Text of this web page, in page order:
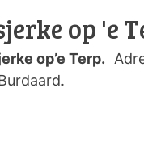
op 'e
op’e Terp.